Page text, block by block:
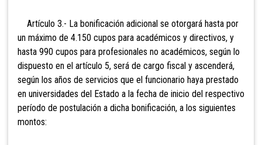
Artículo 3.- La bonificación adicional se otorgará hasta por
un máximo de 4.150 cupos para académicos y directivos, y
hasta 990 cupos para profesionales no académicos, según lo
dispuesto en el artículo 5, será de cargo fiscal y ascenderá,
según los años de servicios que el funcionario haya prestado
en universidades del Estado a la fecha de inicio del respectivo
período de postulación a dicha bonificación, a los siguientes
montos: